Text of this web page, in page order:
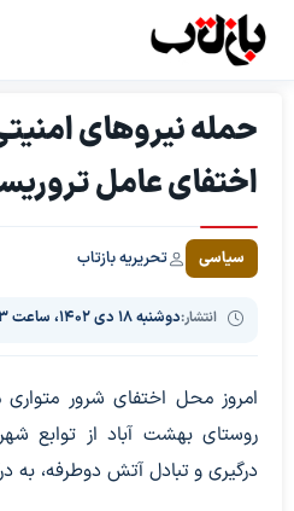
حمله نیروهای
اختفای عامل
سیاسی تحریریه بازتاب
انتشار:دوشنبه ۱۸ دی ۱۴۰۲، ساعت ۱۹:۴۳
امروز محل اختفای شرور متواری
روستای بهشت آباد از توابع
درگیری و تبادل آتش دوطرفه،